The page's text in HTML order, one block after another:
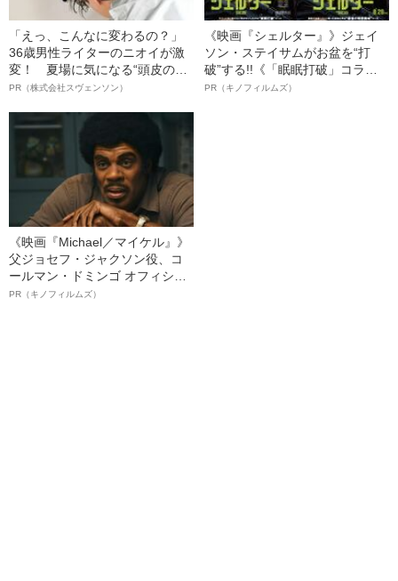
「えっ、こんなに変わるの？」
36歳男性ライターのニオイが激
変！ 夏場に気になる“頭皮のニ
オイ”や“ベタつき”を解消す
ト”が生み出した徹底ケアとは
PR（株式会社スヴェンソン）
《映画『シェルター』》ジェイ
ソン・ステイサムがお盆を“打
破”する!!《「眠眠打破」コラ
ボ》
PR（キノフィルムズ）
《映画『Michael／マイケル』》
父ジョセフ・ジャクソン役、コ
ールマン・ドミンゴ オフィシャ
ルインタビュー“観客を魅了した
PR（キノフィルムズ）